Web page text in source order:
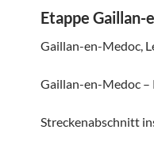
Etappe Gaillan-
Gaillan-en-Medoc,
Gaillan-en-Medoc –
Streckenabschnitt